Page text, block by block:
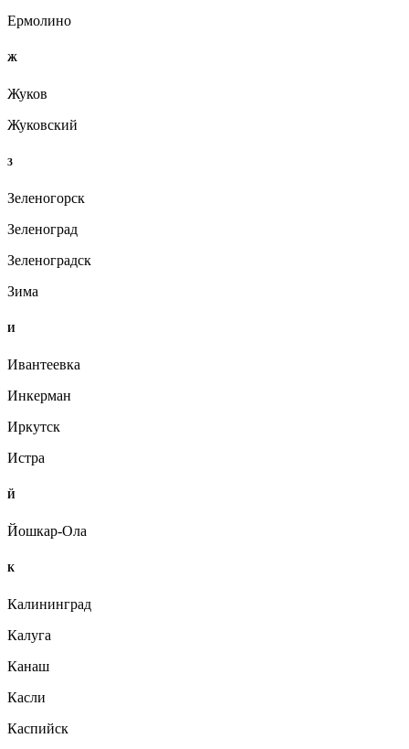
Ермолино
Ж
Жуков
Жуковский
З
Зеленогорск
Зеленоград
Зеленоградск
Зима
И
Ивантеевка
Инкерман
Иркутск
Истра
Й
Йошкар-Ола
К
Калининград
Калуга
Канаш
Касли
Каспийск